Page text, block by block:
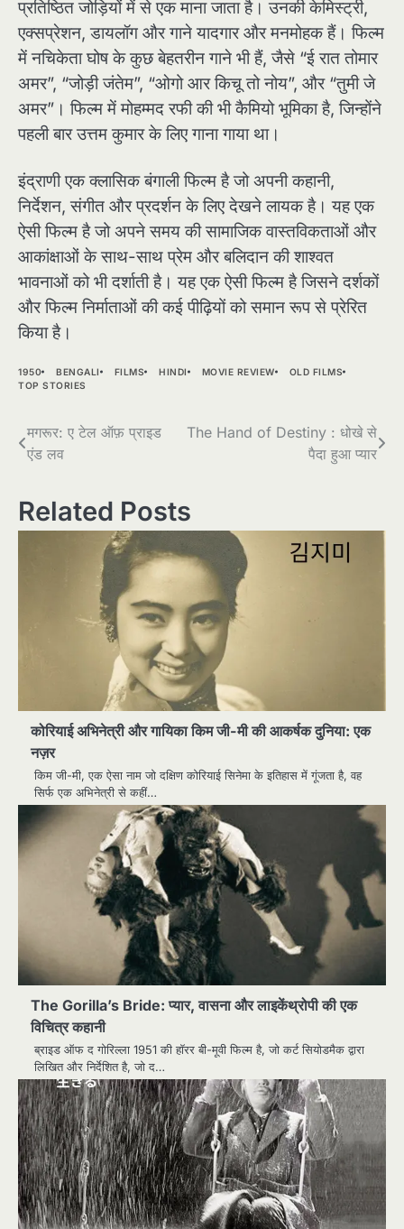
प्रतिष्ठित जोड़ियों में से एक माना जाता है। उनकी केमिस्ट्री,
एक्सप्रेशन, डायलॉग और गाने यादगार और मनमोहक हैं। फिल्म
में नचिकेता घोष के कुछ बेहतरीन गाने भी हैं, जैसे “ई रात तोमार
अमर”, “जोड़ी जंतेम”, “ओगो आर किचू तो नोय”, और “तुमी जे
अमर”। फिल्म में मोहम्मद रफी की भी कैमियो भूमिका है, जिन्होंने
पहली बार उत्तम कुमार के लिए गाना गाया था।
इंद्राणी एक क्लासिक बंगाली फिल्म है जो अपनी कहानी,
निर्देशन, संगीत और प्रदर्शन के लिए देखने लायक है। यह एक
ऐसी फिल्म है जो अपने समय की सामाजिक वास्तविकताओं और
आकांक्षाओं के साथ-साथ प्रेम और बलिदान की शाश्वत
भावनाओं को भी दर्शाती है। यह एक ऐसी फिल्म है जिसने दर्शकों
और फिल्म निर्माताओं की कई पीढ़ियों को समान रूप से प्रेरित
किया है।
1950 BENGALI FILMS HINDI MOVIE REVIEW
OLD FILMS
TOP STORIES
Post
navigation
मगरूर: ए टेल ऑफ़ प्राइड
एंड लव
The Hand of Destiny : धोखे से
पैदा हुआ प्यार
Related Posts
कोरियाई अभिनेत्री और गायिका किम जी-मी की आकर्षक दुनिया: एक
नज़र
किम जी-मी, एक ऐसा नाम जो दक्षिण कोरियाई सिनेमा के इतिहास में गूंजता है, वह
सिर्फ एक अभिनेत्री से कहीं…
The Gorilla’s Bride: प्यार, वासना और लाइकेंथ्रोपी की एक
विचित्र कहानी
ब्राइड ऑफ द गोरिल्ला 1951 की हॉरर बी-मूवी फिल्म है, जो कर्ट सियोडमैक द्वारा
लिखित और निर्देशित है, जो द…